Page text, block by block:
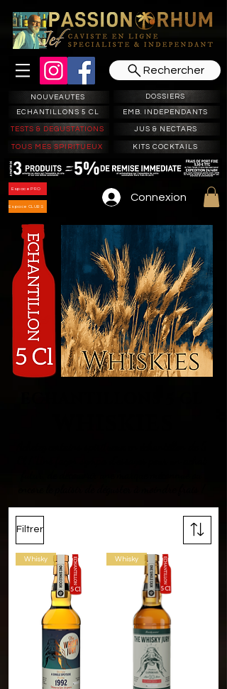
Rechercher
NOUVEAUTES
ECHANTILLONS 5 CL
DOSSIERS
EMB. INDEPENDANTS
TESTS & DEGUSTATIONS JUS & NECTARS
TOUS MES SPIRITUEUX KITS COCKTAILS
Espace PRO
Espace CLUBS
Connexion
Filtrer
Whisky Whisky